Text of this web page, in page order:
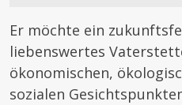
Er möchte ein
liebenswertes
ökonomischen,
sozialen